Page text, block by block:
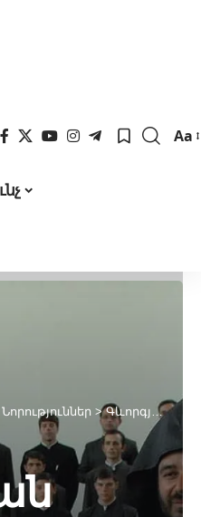
Aa
Նորություններ >Գևորգյան հոգևոր ճեմարանի և Մոսկվայի հոգևոր ակադեմիայի միջև ստորագրվեց համագործակցության համաձայնագիր (նկարներ)